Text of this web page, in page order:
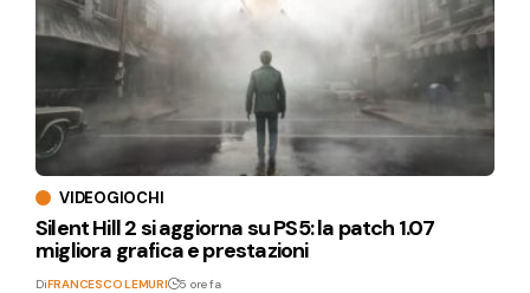
VIDEOGIOCHI
Silent Hill 2 si aggiorna su PS5: la patch 1.07
migliora grafica e prestazioni
DiFRANCESCO LEMURI 5 ore fa